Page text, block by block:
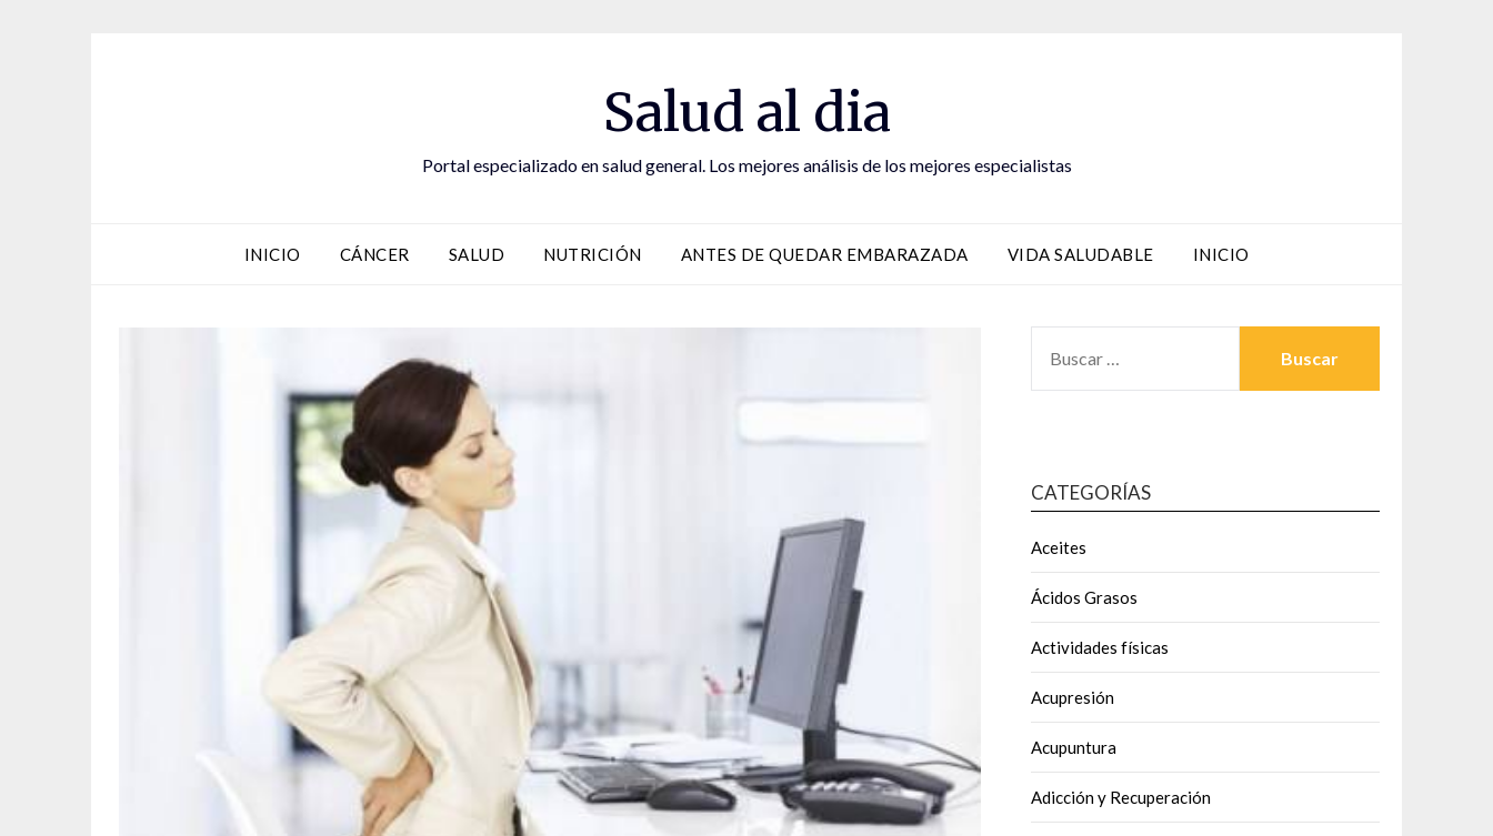
Salud al dia
Portal especializado en salud general. Los mejores análisis de los mejores especialistas
INICIO CÁNCER SALUD NUTRICIÓN ANTES DE QUEDAR EMBARAZADA VIDA SALUDABLE INICIO
CATEGORÍAS
Aceites
Ácidos Grasos
Actividades físicas
Acupresión
Acupuntura
Adicción y Recuperación